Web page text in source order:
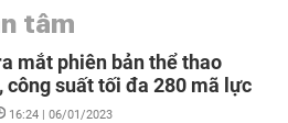
tâm
mắt phiên bản thể thao
công suất tối đa 280 mã lực
16:24 | 06/01/2023